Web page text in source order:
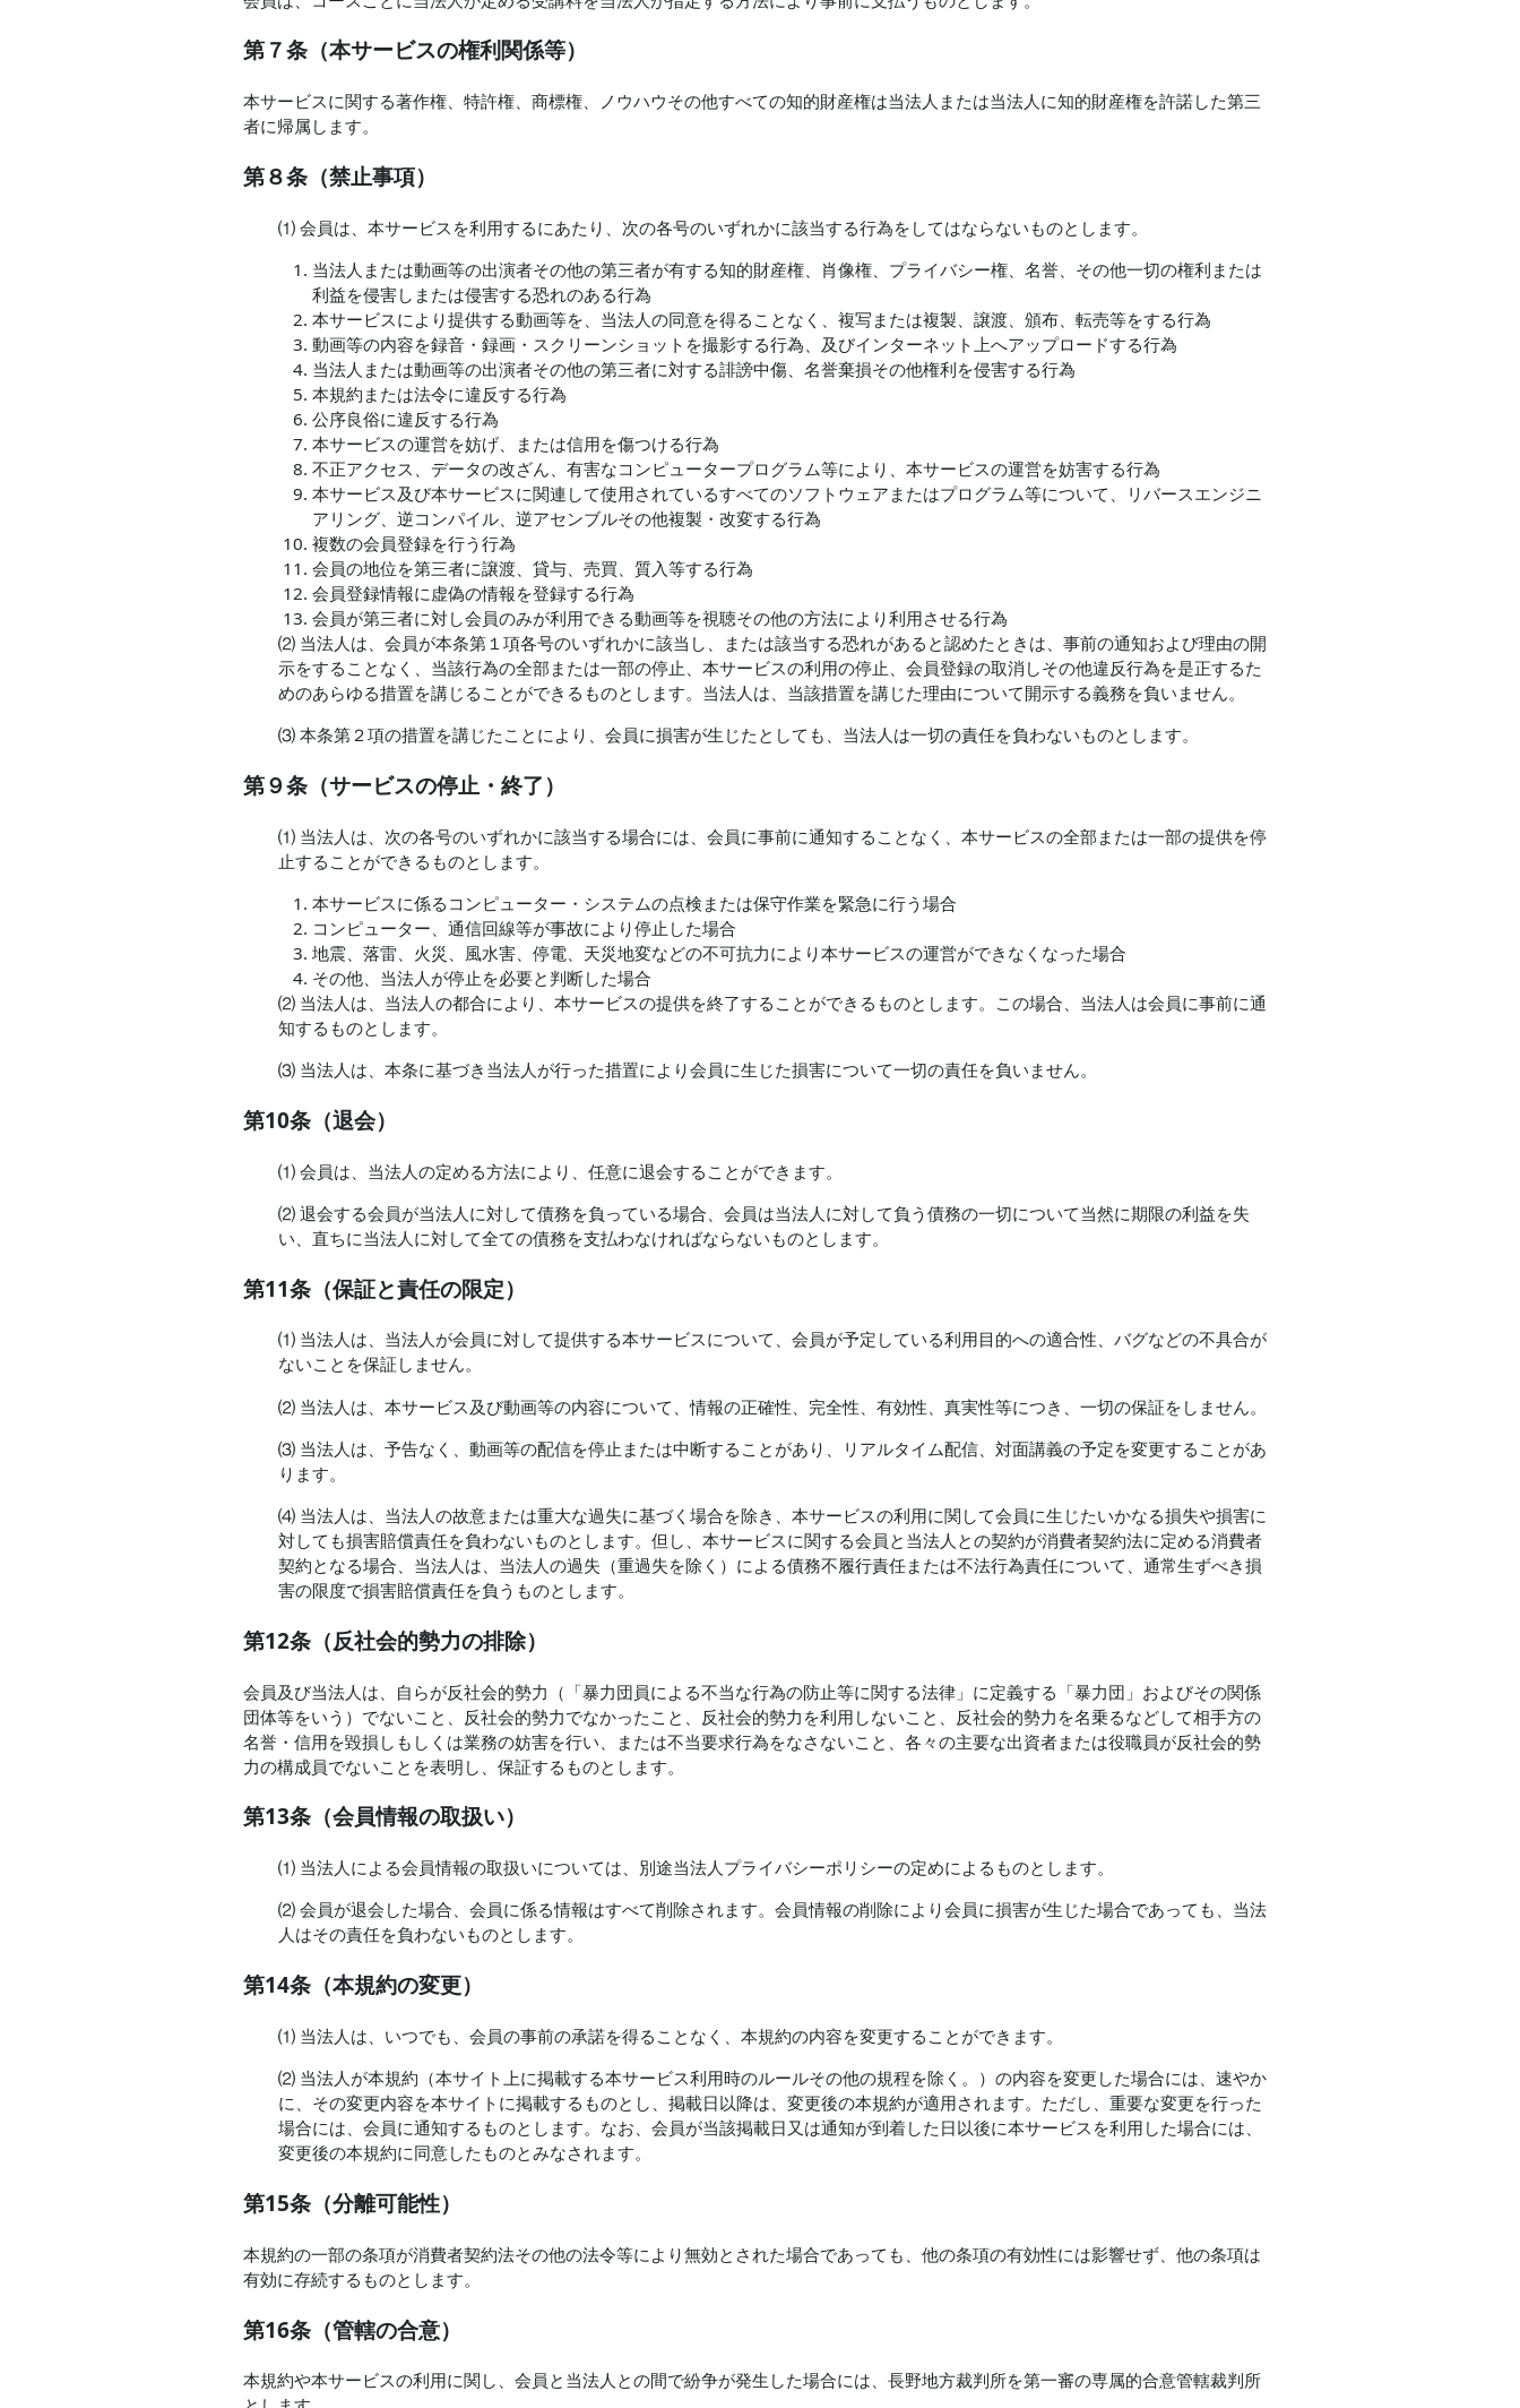
第７条（本サービスの権利関係等）
本サービスに関する著作権、特許権、商標権、ノウハウその他すべての知的財産権は当法人または当法人に知的財産権を許諾した第三
者に帰属します。
第８条（禁止事項）
⑴ 会員は、本サービスを利用するにあたり、次の各号のいずれかに該当する行為をしてはならないものとします。
当法人または動画等の出演者その他の第三者が有する知的財産権、肖像権、プライバシー権、名誉、その他一切の権利または
利益を侵害しまたは侵害する恐れのある行為
本サービスにより提供する動画等を、当法人の同意を得ることなく、複写または複製、譲渡、頒布、転売等をする行為
動画等の内容を録音・録画・スクリーンショットを撮影する行為、及びインターネット上へアップロードする行為
当法人または動画等の出演者その他の第三者に対する誹謗中傷、名誉棄損その他権利を侵害する行為
本規約または法令に違反する行為
公序良俗に違反する行為
本サービスの運営を妨げ、または信用を傷つける行為
不正アクセス、データの改ざん、有害なコンピュータープログラム等により、本サービスの運営を妨害する行為
本サービス及び本サービスに関連して使用されているすべてのソフトウェアまたはプログラム等について、リバースエンジニ
アリング、逆コンパイル、逆アセンブルその他複製・改変する行為
複数の会員登録を行う行為
会員の地位を第三者に譲渡、貸与、売買、質入等する行為
会員登録情報に虚偽の情報を登録する行為
会員が第三者に対し会員のみが利用できる動画等を視聴その他の方法により利用させる行為
⑵ 当法人は、会員が本条第１項各号のいずれかに該当し、または該当する恐れがあると認めたときは、事前の通知および理由の開
示をすることなく、当該行為の全部または一部の停止、本サービスの利用の停止、会員登録の取消しその他違反行為を是正するた
めのあらゆる措置を講じることができるものとします。当法人は、当該措置を講じた理由について開示する義務を負いません。
⑶ 本条第２項の措置を講じたことにより、会員に損害が生じたとしても、当法人は一切の責任を負わないものとします。
第９条（サービスの停止・終了）
⑴ 当法人は、次の各号のいずれかに該当する場合には、会員に事前に通知することなく、本サービスの全部または一部の提供を停
止することができるものとします。
本サービスに係るコンピューター・システムの点検または保守作業を緊急に行う場合
コンピューター、通信回線等が事故により停止した場合
地震、落雷、火災、風水害、停電、天災地変などの不可抗力により本サービスの運営ができなくなった場合
その他、当法人が停止を必要と判断した場合
⑵ 当法人は、当法人の都合により、本サービスの提供を終了することができるものとします。この場合、当法人は会員に事前に通
知するものとします。
⑶ 当法人は、本条に基づき当法人が行った措置により会員に生じた損害について一切の責任を負いません。
第10条（退会）
⑴ 会員は、当法人の定める方法により、任意に退会することができます。
⑵ 退会する会員が当法人に対して債務を負っている場合、会員は当法人に対して負う債務の一切について当然に期限の利益を失
い、直ちに当法人に対して全ての債務を支払わなければならないものとします。
第11条（保証と責任の限定）
⑴ 当法人は、当法人が会員に対して提供する本サービスについて、会員が予定している利用目的への適合性、バグなどの不具合が
ないことを保証しません。
⑵ 当法人は、本サービス及び動画等の内容について、情報の正確性、完全性、有効性、真実性等につき、一切の保証をしません。
⑶ 当法人は、予告なく、動画等の配信を停止または中断することがあり、リアルタイム配信、対面講義の予定を変更することがあ
ります。
⑷ 当法人は、当法人の故意または重大な過失に基づく場合を除き、本サービスの利用に関して会員に生じたいかなる損失や損害に
対しても損害賠償責任を負わないものとします。但し、本サービスに関する会員と当法人との契約が消費者契約法に定める消費者
契約となる場合、当法人は、当法人の過失（重過失を除く）による債務不履行責任または不法行為責任について、通常生ずべき損
害の限度で損害賠償責任を負うものとします。
第12条（反社会的勢力の排除）
会員及び当法人は、自らが反社会的勢力（「暴力団員による不当な行為の防止等に関する法律」に定義する「暴力団」およびその関係
団体等をいう）でないこと、反社会的勢力でなかったこと、反社会的勢力を利用しないこと、反社会的勢力を名乗るなどして相手方の
名誉・信用を毀損しもしくは業務の妨害を行い、または不当要求行為をなさないこと、各々の主要な出資者または役職員が反社会的勢
力の構成員でないことを表明し、保証するものとします。
第13条（会員情報の取扱い）
⑴ 当法人による会員情報の取扱いについては、別途当法人プライバシーポリシーの定めによるものとします。
⑵ 会員が退会した場合、会員に係る情報はすべて削除されます。会員情報の削除により会員に損害が生じた場合であっても、当法
人はその責任を負わないものとします。
第14条（本規約の変更）
⑴ 当法人は、いつでも、会員の事前の承諾を得ることなく、本規約の内容を変更することができます。
⑵ 当法人が本規約（本サイト上に掲載する本サービス利用時のルールその他の規程を除く。）の内容を変更した場合には、速やか
に、その変更内容を本サイトに掲載するものとし、掲載日以降は、変更後の本規約が適用されます。ただし、重要な変更を行った
場合には、会員に通知するものとします。なお、会員が当該掲載日又は通知が到着した日以後に本サービスを利用した場合には、
変更後の本規約に同意したものとみなされます。
第15条（分離可能性）
本規約の一部の条項が消費者契約法その他の法令等により無効とされた場合であっても、他の条項の有効性には影響せず、他の条項は
有効に存続するものとします。
第16条（管轄の合意）
本規約や本サービスの利用に関し、会員と当法人との間で紛争が発生した場合には、長野地方裁判所を第一審の専属的合意管轄裁判所